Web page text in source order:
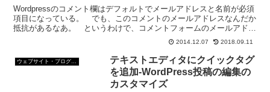
を書き加えてみた
Wordpressのコメント欄はデフォルトでメールアドレスと名前が必須
項目になっている。 でも、このコメントのメールアドレスなんだか
抵抗があるなあ。 というわけで、コメントフォームのメールアドレ
ス記入を必須にしない設定してみた。 ついでにプ...
2014.12.07 2018.09.11
ウェブサイト・ブログ作成
テキストエディタにクイックタグ
を追加-WordPress投稿の編集の
カスタマイズ